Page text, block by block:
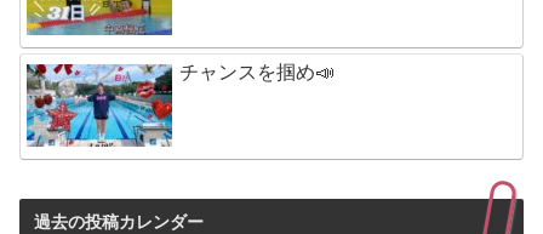
チャンスを掴め📣
過去の投稿カレンダー